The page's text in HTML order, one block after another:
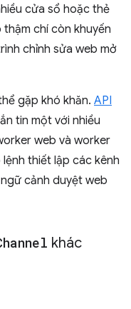
cửa sổ hoặc thẻ
chí còn khuyến
chỉnh sửa web mở
gặp khó khăn. API
tin một với nhiều
web và worker
thiết lập các kênh
cảnh duyệt web
khác